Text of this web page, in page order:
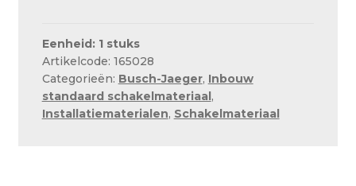
Verzending en bezorging
Winkel
Winkelmand
500
inb.
schakelaar
wis/wis
aantal
Eenheid: 1 stuks
Artikelcode: 165028
Categorieën: Busch-Jaeger, Inbouw
standaard schakelmateriaal,
Installatiematerialen, Schakelmateriaal